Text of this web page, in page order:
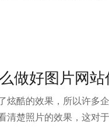
做好图片网站
炫酷的效果，所以许
清楚照片的效果，这